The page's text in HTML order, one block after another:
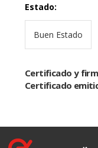
Estado:
Buen Estado
Certificado y
Certificado